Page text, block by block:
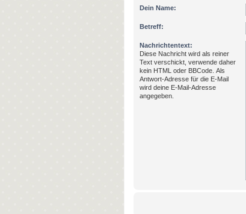
Dein Name:
Betreff:
Nachrichtentext:
Diese Nachricht wird als reiner
Text verschickt, verwende daher
kein HTML oder BBCode. Als
Antwort-Adresse für die E-Mail
wird deine E-Mail-Adresse
angegeben.